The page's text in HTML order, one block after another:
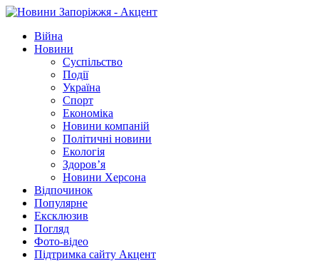
Війна
Новини
Суспільство
Події
Україна
Спорт
Економіка
Новини компаній
Політичні новини
Екологія
Здоров’я
Новини Херсона
Відпочинок
Популярне
Ексклюзив
Погляд
Фото-відео
Підтримка сайту Акцент